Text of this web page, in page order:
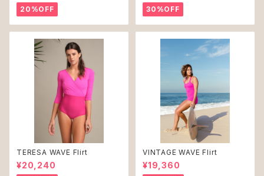
20%OFF 30%OFF
TERESA WAVE Flirt
¥20,240
VINTAGE WAVE Flirt
¥19,360